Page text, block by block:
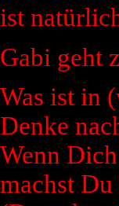
ist
Gabi geht
Was ist in
Denke
Wenn
machst